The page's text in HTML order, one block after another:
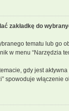
zakładkę do
tematu lub go
w menu “Narzędzia
gdy jest
spowoduje włączenie